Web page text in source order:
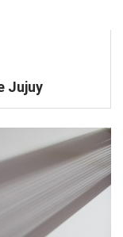
Jujuy